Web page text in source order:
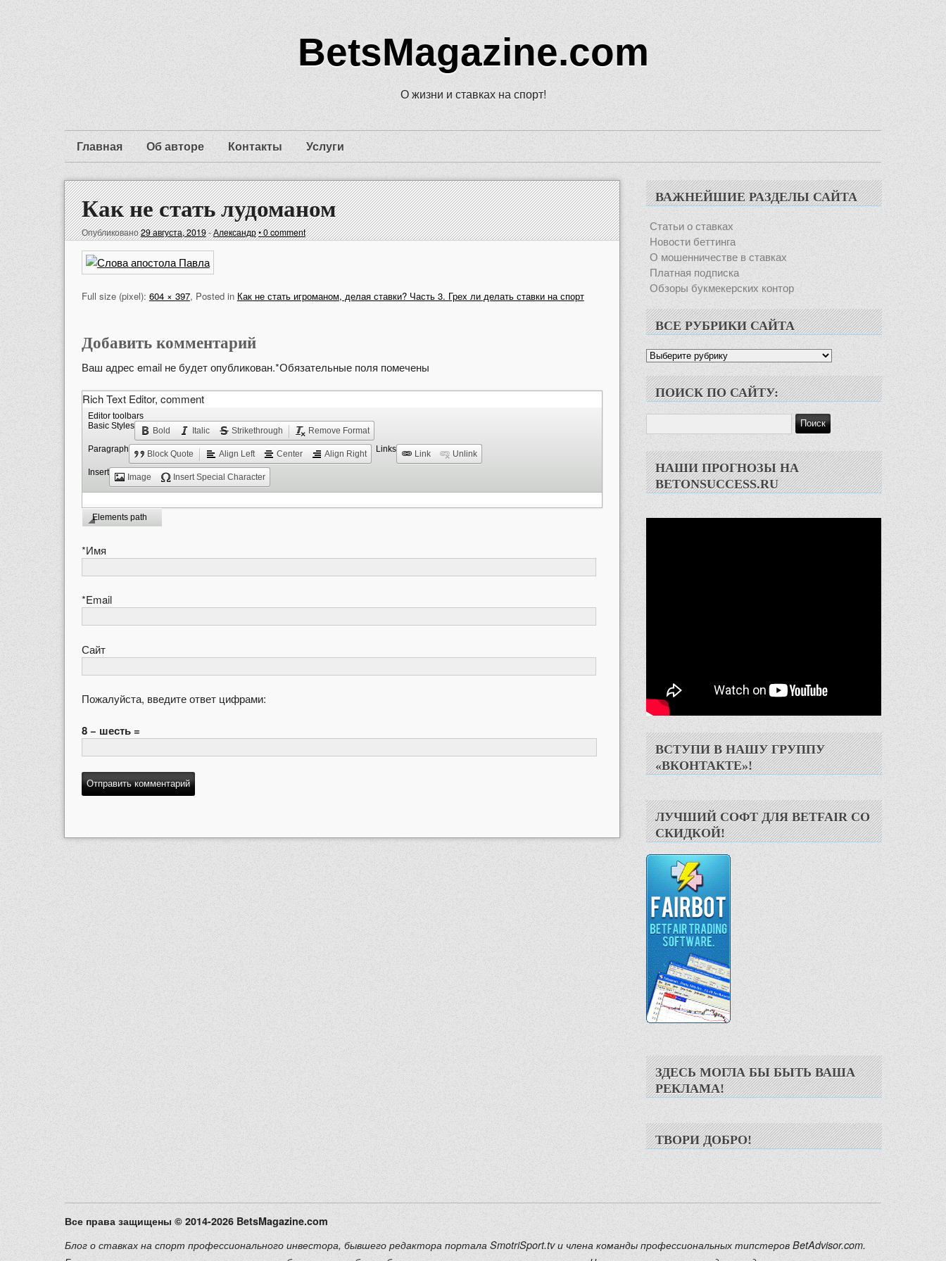
BetsMagazine.com
О жизни и ставках на спорт!
Главная Об авторе Контакты Услуги
Как не стать лудоманом
Опубликовано29 августа, 2019-Александр•0 comment
Full size (pixel): 604 × 397, Posted in Как не стать игроманом, делая ставки? Часть 3. Грех ли делать ставки на спорт
Добавить комментарий
Ваш адрес email не будет опубликован. Обязательные поля помечены
*
Rich Text Editor, comment
Editor toolbars
Basic Styles
Bold Italic Strikethrough
Remove Format
Paragraph
Block Quote Align Left Center Align Right Links Link
Unlink
Insert
Image Insert Special Character
Elements path
Имя
*
Email
*
Сайт
Пожалуйста, введите ответ цифрами:
8 − шесть =
ВАЖНЕЙШИЕ РАЗДЕЛЫ САЙТА
Статьи о ставках
Новости беттинга
О мошенничестве в ставках
Платная подписка
Обзоры букмекерских контор
ВСЕ РУБРИКИ САЙТА
Все
сайта
ПОИСК ПО САЙТУ:
НАШИ ПРОГНОЗЫ НА
BETONSUCCESS.RU
ВСТУПИ В НАШУ ГРУППУ
«ВКОНТАКТЕ»!
ЛУЧШИЙ СОФТ ДЛЯ BETFAIR СО
СКИДКОЙ!
ЗДЕСЬ МОГЛА БЫ БЫТЬ ВАША
РЕКЛАМА!
ТВОРИ ДОБРО!
Все права защищены © 2014-2026 BetsMagazine.com
Блог о ставках на спорт профессионального инвестора, бывшего редактора портала SmotriSport.tv и члена команды профессиональных типстеров BetAdvisor.com.